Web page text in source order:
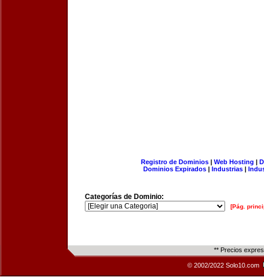
Registro de Dominios| Web Hosting |
Dominios Expirados | Industrias |
Categorías de Dominio:
[Pág.
** Precios
© 2002/2022 Solo10.com